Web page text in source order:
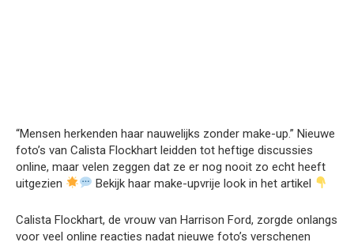
“Mensen herkenden haar nauwelijks zonder make-up.” Nieuwe
foto’s van Calista Flockhart leidden tot heftige discussies
online, maar velen zeggen dat ze er nog nooit zo echt heeft
uitgezien
Bekijk haar make-upvrije look in het artikel
Calista Flockhart, de vrouw van Harrison Ford, zorgde onlangs
voor veel online reacties nadat nieuwe foto’s verschenen